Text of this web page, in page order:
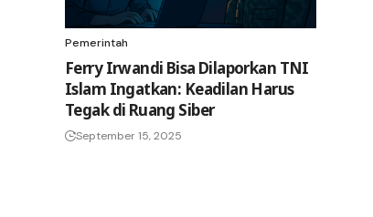
Pemerintah
Ferry Irwandi Bisa Dilaporkan TNI
Islam Ingatkan: Keadilan Harus
Tegak di Ruang Siber
September 15, 2025